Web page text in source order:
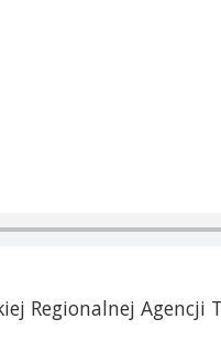
Regionalnej Agencji